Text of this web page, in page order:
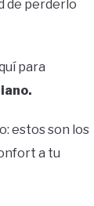
de perderlo
para
estos son los
a tu